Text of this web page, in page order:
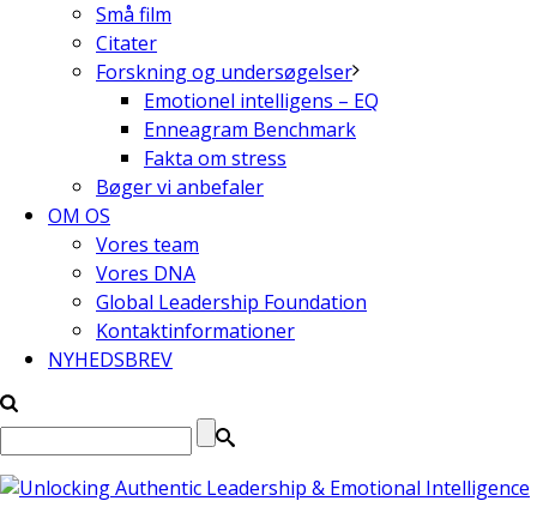
Små film
Citater
Forskning og undersøgelser
Emotionel intelligens – EQ
Enneagram Benchmark
Fakta om stress
Bøger vi anbefaler
OM OS
Vores team
Vores DNA
Global Leadership Foundation
Kontaktinformationer
NYHEDSBREV